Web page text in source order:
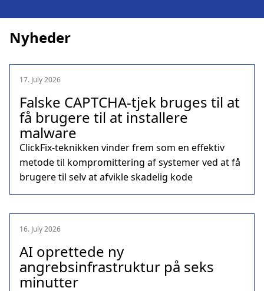
Nyheder
17. July 2026
Falske CAPTCHA-tjek bruges til at
få brugere til at installere
malware
ClickFix-teknikken vinder frem som en effektiv
metode til kompromittering af systemer ved at få
brugere til selv at afvikle skadelig kode
16. July 2026
AI oprettede ny
angrebsinfrastruktur på seks
minutter